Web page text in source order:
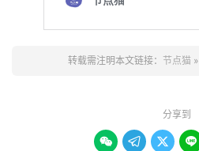
转载需注明本文链接： 节点猫 »
分享到
   